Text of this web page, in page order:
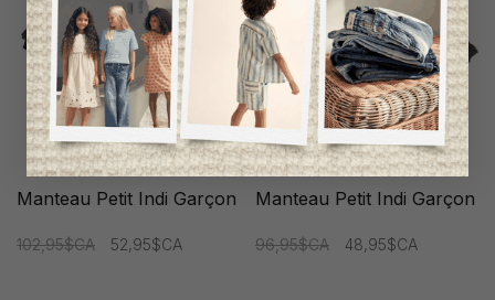
Manteau Petit Indi Garçon
102,95$CA 52,95$CA
Manteau Petit Indi Garçon
96,95$CA 48,95$CA